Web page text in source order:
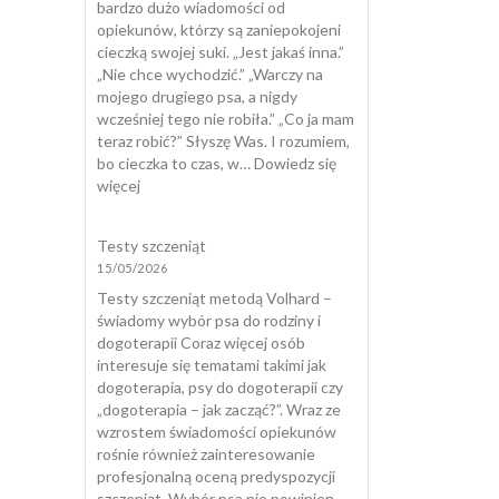
bardzo dużo wiadomości od
opiekunów, którzy są zaniepokojeni
cieczką swojej suki. „Jest jakaś inna.”
„Nie chce wychodzić.” „Warczy na
mojego drugiego psa, a nigdy
wcześniej tego nie robiła.” „Co ja mam
teraz robić?” Słyszę Was. I rozumiem,
bo cieczka to czas, w…Dowiedz się
więcej:
suki
Testy szczeniąt
15/05/2026
Testy szczeniąt metodą Volhard –
świadomy wybór psa do rodziny i
dogoterapii Coraz więcej osób
interesuje się tematami takimi jak
dogoterapia, psy do dogoterapii czy
„dogoterapia – jak zacząć?”. Wraz ze
wzrostem świadomości opiekunów
rośnie również zainteresowanie
profesjonalną oceną predyspozycji